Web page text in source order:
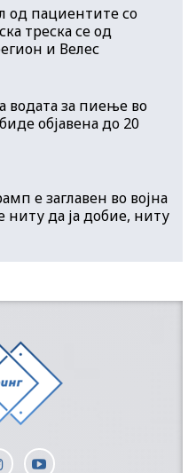
од пациентите сo
треска се од
и Велес
водата за пиење во
објавена до 20
е заглавен во војна
да ја добие, ниту